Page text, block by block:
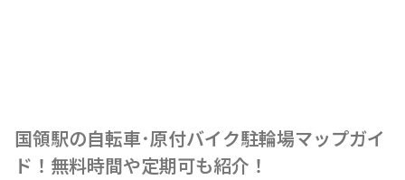
国領駅の自転車･原付バイク駐輪場マップガイ
ド！無料時間や定期可も紹介！